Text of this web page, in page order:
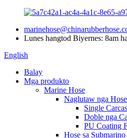
Lunes hangtod Biyernes: 8am
English
Balay
Mga produkto
Marine Hose
Naglutaw nga Hose
Single
Doble nga
PU Coating
Hose sa Submarino